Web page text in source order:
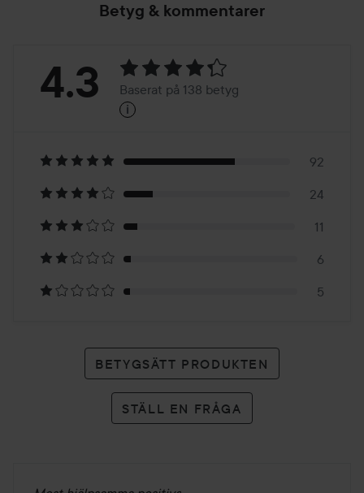
Betyg & kommentarer
Betyg:
Baserat
på
138
betyg
4.3 Baserat på 138 betyg
i
92
24
11
6
5
BETYGSÄTT PRODUKTEN
STÄLL EN FRÅGA